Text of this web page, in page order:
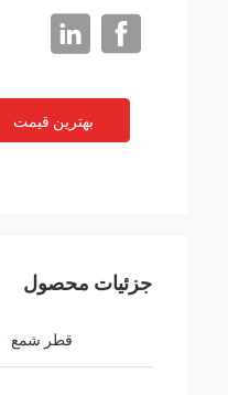
بهترین قیمت
جزئیات محصول
قطر شمع